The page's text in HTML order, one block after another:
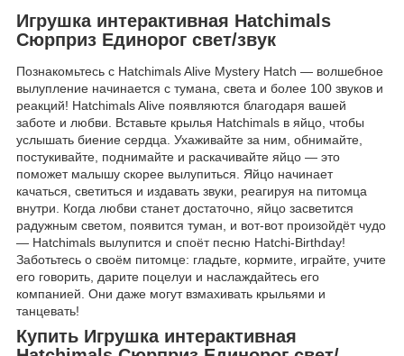
Игрушка интерактивная Hatchimals
Сюрприз Единорог свет/звук
Познакомьтесь с Hatchimals Alive Mystery Hatch — волшебное
вылупление начинается с тумана, света и более 100 звуков и
реакций! Hatchimals Alive появляются благодаря вашей
заботе и любви. Вставьте крылья Hatchimals в яйцо, чтобы
услышать биение сердца. Ухаживайте за ним, обнимайте,
постукивайте, поднимайте и раскачивайте яйцо — это
поможет малышу скорее вылупиться. Яйцо начинает
качаться, светиться и издавать звуки, реагируя на питомца
внутри. Когда любви станет достаточно, яйцо засветится
радужным светом, появится туман, и вот-вот произойдёт чудо
— Hatchimals вылупится и споёт песню Hatchi-Birthday!
Заботьтесь о своём питомце: гладьте, кормите, играйте, учите
его говорить, дарите поцелуи и наслаждайтесь его
компанией. Они даже могут взмахивать крыльями и
танцевать!
Купить Игрушка интерактивная